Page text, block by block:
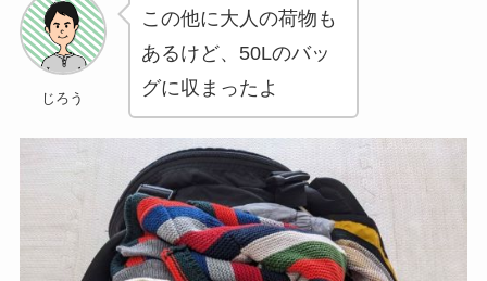
じろう
この他に大人の荷物も
あるけど、50Lのバッ
グに収まったよ